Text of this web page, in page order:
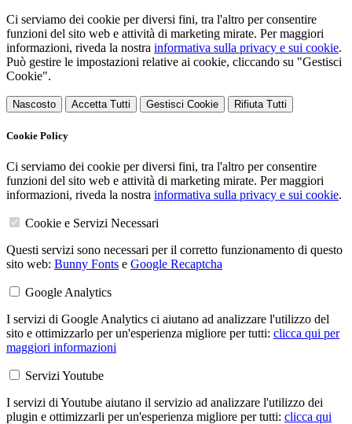
Ci serviamo dei cookie per diversi fini, tra l'altro per consentire
funzioni del sito web e attività di marketing mirate. Per maggiori
informazioni, riveda la nostra informativa sulla privacy e sui cookie.
Può gestire le impostazioni relative ai cookie, cliccando su "Gestisci
Cookie".
Nascosto Accetta Tutti Gestisci Cookie Rifiuta Tutti
Cookie Policy
Ci serviamo dei cookie per diversi fini, tra l'altro per consentire
funzioni del sito web e attività di marketing mirate. Per maggiori
informazioni, riveda la nostra informativa sulla privacy e sui cookie.
Cookie e Servizi Necessari
Questi servizi sono necessari per il corretto funzionamento di questo
sito web: Bunny Fonts e Google Recaptcha
Google Analytics
I servizi di Google Analytics ci aiutano ad analizzare l'utilizzo del
sito e ottimizzarlo per un'esperienza migliore per tutti: clicca qui per
maggiori informazioni
Servizi Youtube
I servizi di Youtube aiutano il servizio ad analizzare l'utilizzo dei
plugin e ottimizzarli per un'esperienza migliore per tutti: clicca qui